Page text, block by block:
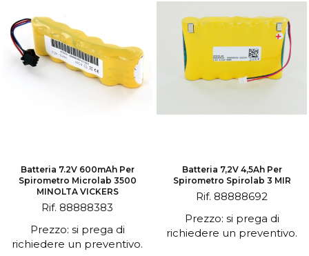
Batteria 7.2V 600mAh Per
Spirometro Microlab 3500
MINOLTA VICKERS
Rif. 88888383
Prezzo: si prega di
richiedere un preventivo.
Batteria 7,2V 4,5Ah Per
Spirometro Spirolab 3 MIR
Rif. 88888692
Prezzo: si prega di
richiedere un preventivo.